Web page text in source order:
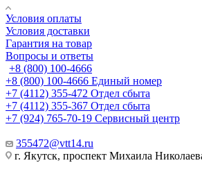
Условия оплаты
Условия доставки
Гарантия на товар
Вопросы и ответы
+8 (800) 100-4666
+8 (800) 100-4666 Единый номер
+7 (4112) 355-472 Отдел сбыта
+7 (4112) 355-367 Отдел сбыта
+7 (924) 765-70-19 Сервисный центр
355472@vtt14.ru
г. Якутск, проспект Михаила